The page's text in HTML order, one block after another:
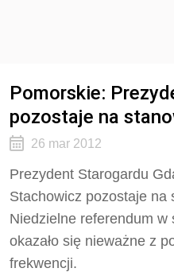
Pomorskie:
pozostaje na
26 mar 2012
Prezydent Starogardu
Stachowicz pozostaje na
Niedzielne referendum w
okazało się nieważne z
frekwencji.